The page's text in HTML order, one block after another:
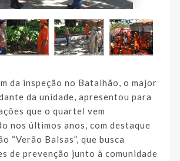
da inspeção no Batalhão, o major
da unidade, apresentou para
que o quartel vem
nos últimos anos, com destaque
“Verão Balsas”, que busca
de prevenção junto à comunidade